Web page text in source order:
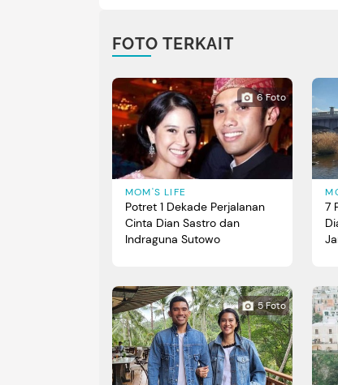
FOTO TERKAIT
6 Foto
MOM'S LIFE
Potret 1 Dekade Perjalanan
Cinta Dian Sastro dan
Indraguna Sutowo
7
5 Foto